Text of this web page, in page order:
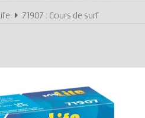
71907 : Cours de surf